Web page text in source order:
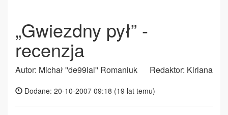
„Gwiezdny pył” -
recenzja
Autor: Michał ''de99ial'' Romaniuk Redaktor: Kiriana
Dodane: 20-10-2007 09:18 (19 lat temu)